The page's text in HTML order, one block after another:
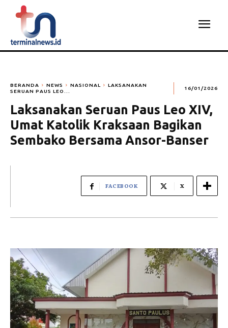
BERANDA NEWS NASIONAL
LAKSANAKAN
SERUAN PAUS LEO...
16/01/2026
Laksanakan Seruan Paus Leo XIV,
Umat Katolik Kraksaan Bagikan
Sembako Bersama Ansor-Banser
FACEBOOK X